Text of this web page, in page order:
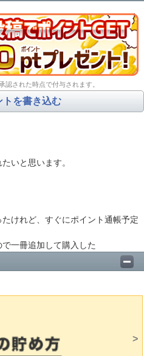
された時点で付与されます。
トを書き込む
いと思います。
けれど、すぐにポイント通帳予定
一冊追加して購入した
>